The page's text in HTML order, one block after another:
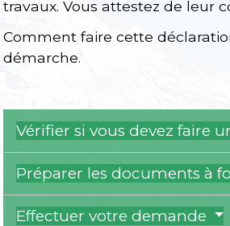
travaux. Vous attestez de leur
Comment faire cette
démarche.
Vérifier si vous devez faire
Préparer les documents à
Effectuer votre demande